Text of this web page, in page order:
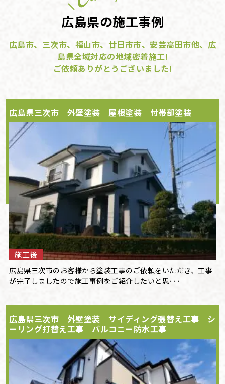
広島県の施工事例
広島市、三次市、福山市、廿日市市、安芸高田市他、広
島県全域対応の地域密着施工!
ご依頼ありがとうございました!
広島県三次市 外壁塗装 屋根塗装 付帯部塗装
施工後
広島県三次市のお客様から塗装工事のご依頼をいただき、工事
が完了しましたので施工事例をご紹介したいと思･･･
広島県三次市 外壁塗装 サイディング張替え工事 シ
ーリング打替え工事 バルコニー防水工事